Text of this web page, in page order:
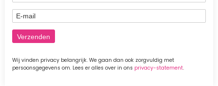
E-mail
Wij vinden privacy belangrijk. We gaan dan ook zorgvuldig met
persoonsgegevens om. Lees er alles over in ons privacy-statement.